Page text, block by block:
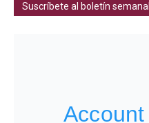
Suscríbete al boletín semanal